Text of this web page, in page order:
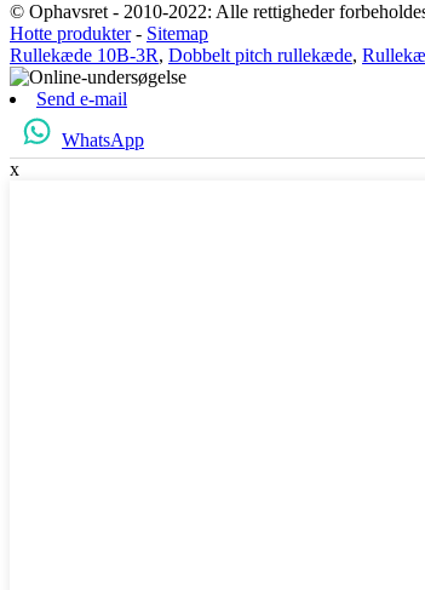
© Ophavsret - 2010-2022: Alle rettigheder
Hotte produkter- Sitemap
Rullekæde 10B-3R, Dobbelt pitch rullekæde,
Send e-mail
WhatsApp
x